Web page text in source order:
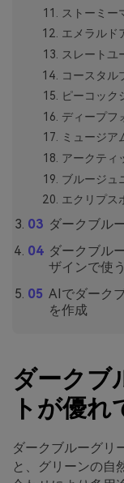
ストーミー
エメラルド
スレートユ
コースタル
ピーコック
ディープフ
ミュージア
アークティ
ブルージュ
エクリプス
ダークブル
ダークブル
ザインで使
AIでダーク
を作成
ダークブ
トが優れ
ダークブルーグリ
と、グリーンの自